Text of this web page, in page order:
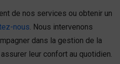
de nos services ou obtenir un
nous . Nous intervenons
dans la gestion de la
leur confort au quotidien.